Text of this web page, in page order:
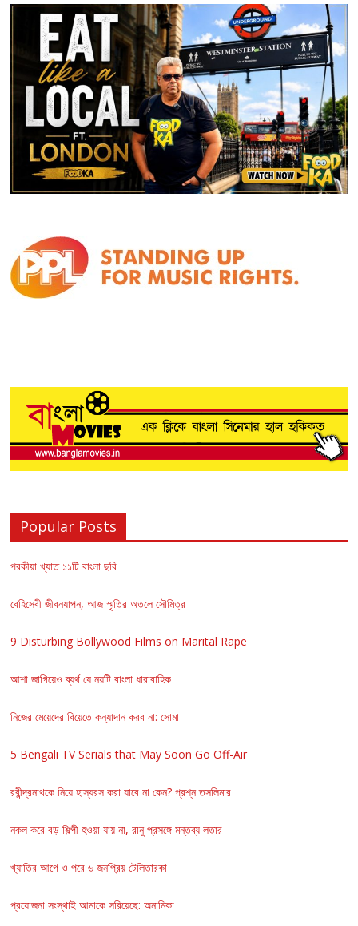
Popular Posts
পরকীয়া খ্যাত ১১টি বাংলা ছবি
বেহিসেবী জীবনযাপন, আজ স্মৃতির অতলে সৌমিত্র
9 Disturbing Bollywood Films on Marital Rape
আশা জাগিয়েও ব্যর্থ যে নয়টি বাংলা ধারাবাহিক
নিজের মেয়েদের বিয়েতে কন্যাদান করব না: সোমা
5 Bengali TV Serials that May Soon Go Off-Air
রবীন্দ্রনাথকে নিয়ে হাস্যরস করা যাবে না কেন? প্রশ্ন তসলিমার
নকল করে বড় শিল্পী হওয়া যায় না, রানু প্রসঙ্গে মন্তব্য লতার
খ্যাতির আগে ও পরে ৬ জনপ্রিয় টেলিতারকা
প্রযোজনা সংস্থাই আমাকে সরিয়েছে: অনামিকা